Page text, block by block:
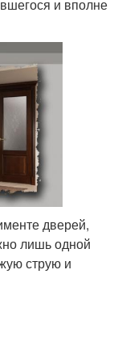
и вполне
дверей,
лишь одной
струю и